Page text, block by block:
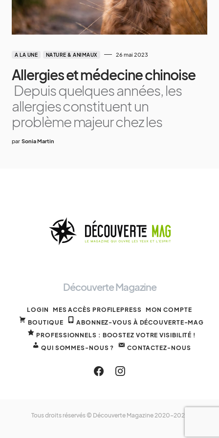
A LA UNE NATURE & ANIMAUX 26 mai 2023
Allergies et médecine chinoise
Depuis quelques années, les
allergies constituent un
problème majeur chez les
par Sonia Martin
Découverte Magazine
LOGIN MES ACCÈS PROFILEPRESS MON COMPTE
BOUTIQUE
ABONNEZ-VOUS À DÉCOUVERTE-MAG
PROFESSIONNELS : BOOSTEZ VOTRE VISIBILITÉ !
QUI SOMMES-NOUS ?
CONTACTEZ-NOUS
Tous droits réservés © Découverte Magazine 2020-2025